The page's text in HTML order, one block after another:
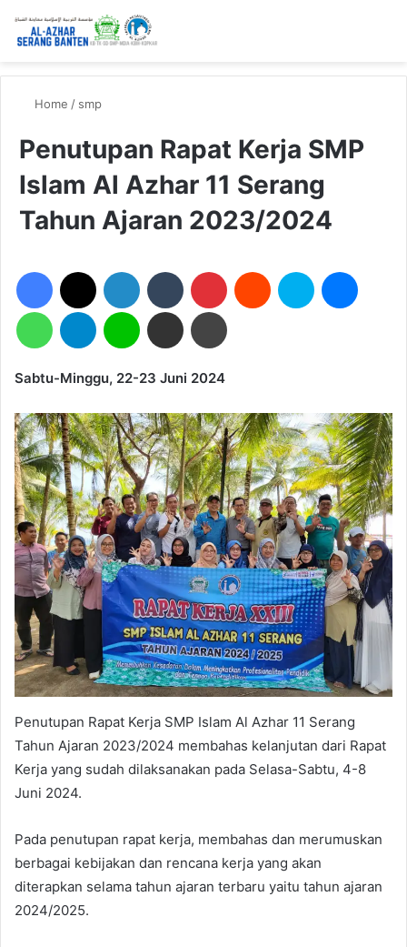
Home / smp
Penutupan Rapat Kerja SMP
Islam Al Azhar 11 Serang
Tahun Ajaran 2023/2024
Facebook LinkedIn Tumblr Pinterest Reddit Skype
WhatsAppTelegram Line Share via Email Print
Sabtu-Minggu, 22-23 Juni 2024
Penutupan Rapat Kerja SMP Islam Al Azhar 11 Serang
Tahun Ajaran 2023/2024 membahas kelanjutan dari Rapat
Kerja yang sudah dilaksanakan pada Selasa-Sabtu, 4-8
Juni 2024.
Pada penutupan rapat kerja, membahas dan merumuskan
berbagai kebijakan dan rencana kerja yang akan
diterapkan selama tahun ajaran terbaru yaitu tahun ajaran
2024/2025.